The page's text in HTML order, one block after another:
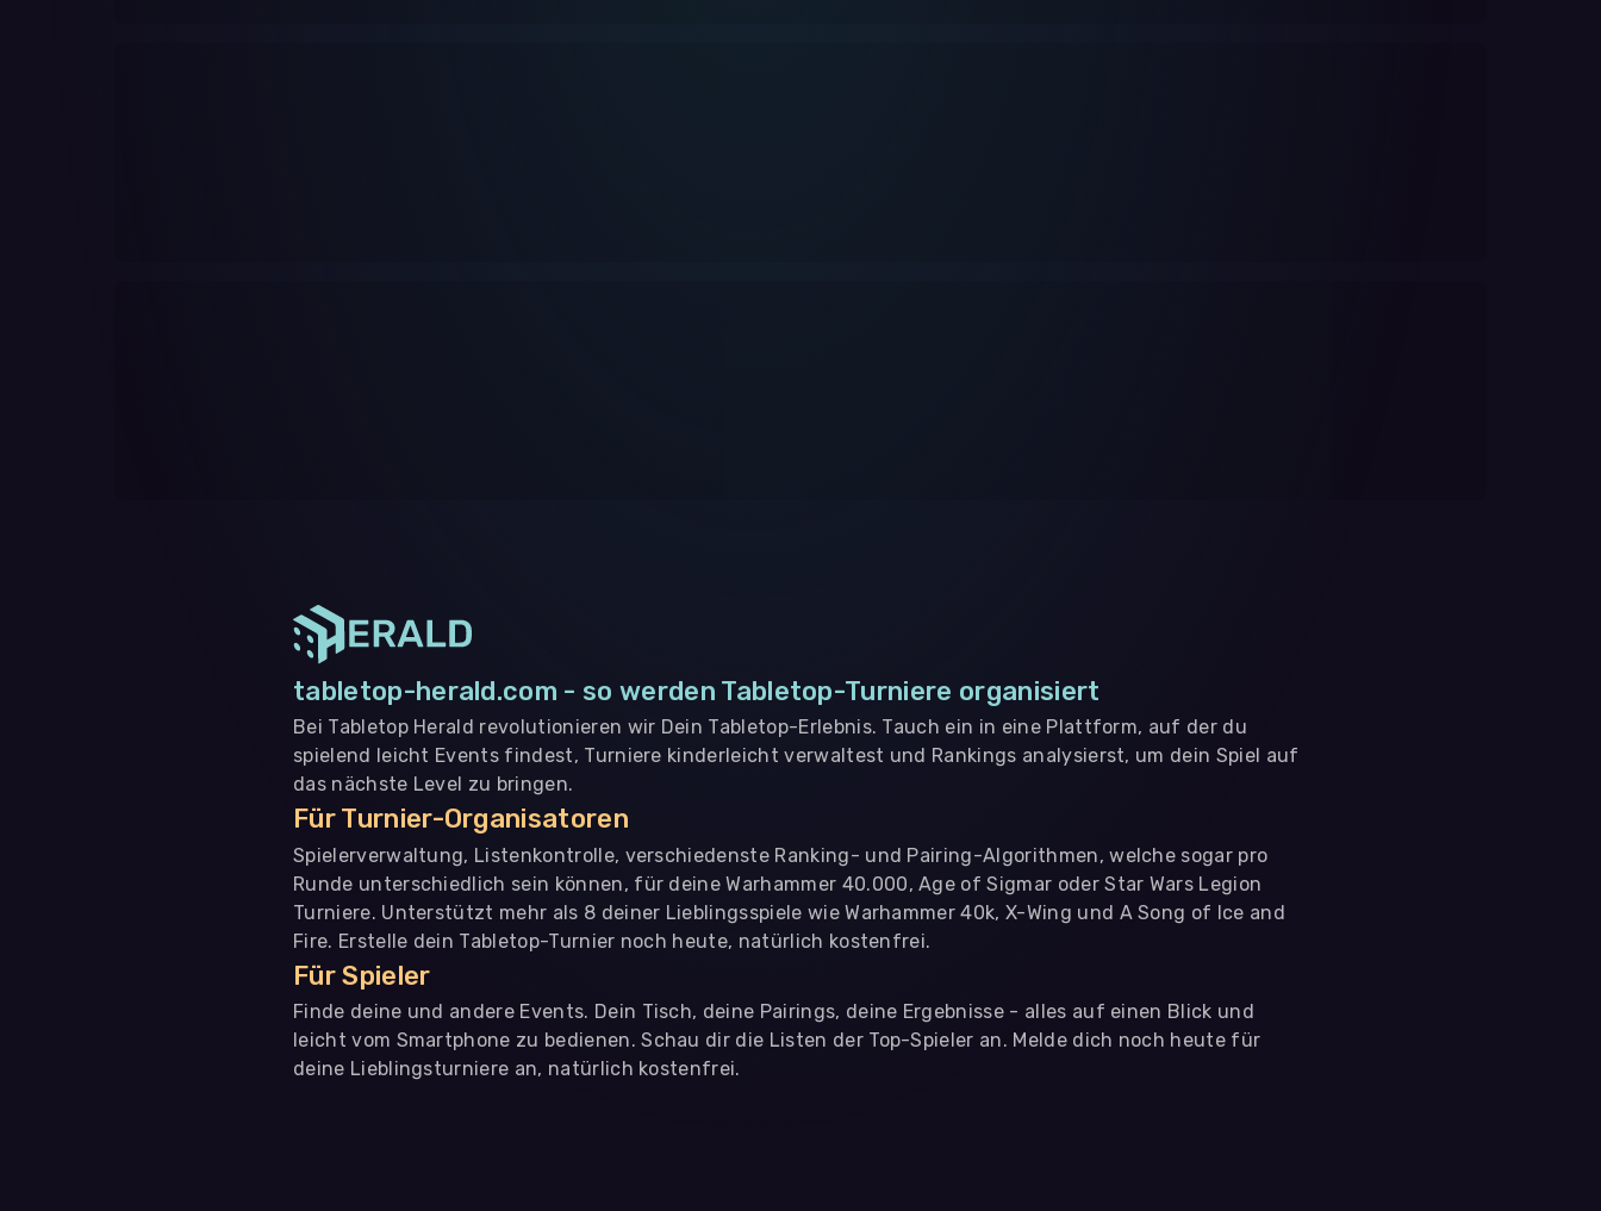
tabletop-herald.com - so werden Tabletop-Turniere organisiert
Bei Tabletop Herald revolutionieren wir Dein Tabletop-Erlebnis. Tauch ein in eine Plattform, auf der du
spielend leicht Events findest, Turniere kinderleicht verwaltest und Rankings analysierst, um dein Spiel auf
das nächste Level zu bringen.
Für Turnier-Organisatoren
Spielerverwaltung, Listenkontrolle, verschiedenste Ranking- und Pairing-Algorithmen, welche sogar pro
Runde unterschiedlich sein können, für deine Warhammer 40.000, Age of Sigmar oder Star Wars Legion
Turniere. Unterstützt mehr als 8 deiner Lieblingsspiele wie Warhammer 40k, X-Wing und A Song of Ice and
Fire. Erstelle dein Tabletop-Turnier noch heute, natürlich kostenfrei.
Für Spieler
Finde deine und andere Events. Dein Tisch, deine Pairings, deine Ergebnisse - alles auf einen Blick und
leicht vom Smartphone zu bedienen. Schau dir die Listen der Top-Spieler an. Melde dich noch heute für
deine Lieblingsturniere an, natürlich kostenfrei.